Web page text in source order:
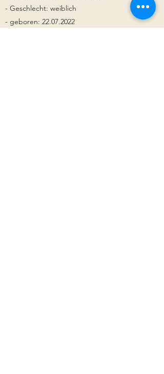
- Geschlecht: weiblich
- geboren: 22.07.2022